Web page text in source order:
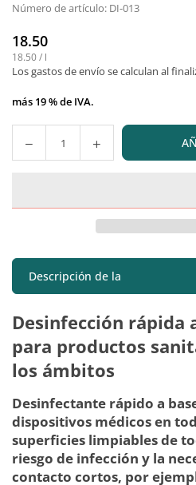
Número de artículo: DI-013
Precio
normal
18.50
18.50/ l
Los gastos de envío se calculan al
más 19 % de IVA.
Cantidad
Descripción de la
Desinfección rápida
para productos
los ámbitos
Desinfectante rápido a
dispositivos médicos en
superficies limpiables de
riesgo de infección y la
contacto cortos, por